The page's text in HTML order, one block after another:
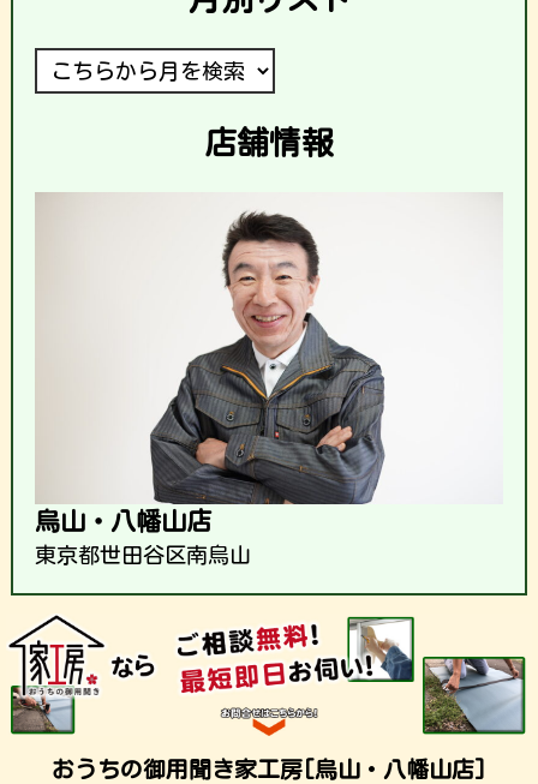
店舗情報
烏山・八幡山店
東京都世田谷区南烏山
おうちの御用聞き家工房[烏山・八幡山店]